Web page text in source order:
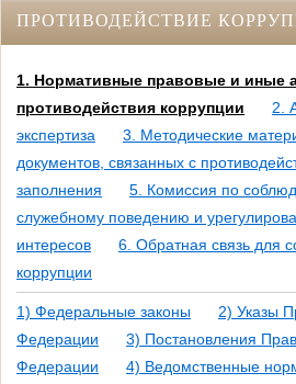
ПРОТИВОДЕЙСТВИЕ
1. Нормативные правовые и иные
противодействия коррупции
2.
экспертиза
3. Методические
документов, связанных с
заполнения
5. Комиссия по
служебному поведению и
интересов
6. Обратная связь для
коррупции
1) Федеральные законы
2) Указы
Федерации
3) Постановления
Федерации
4) Ведомственные